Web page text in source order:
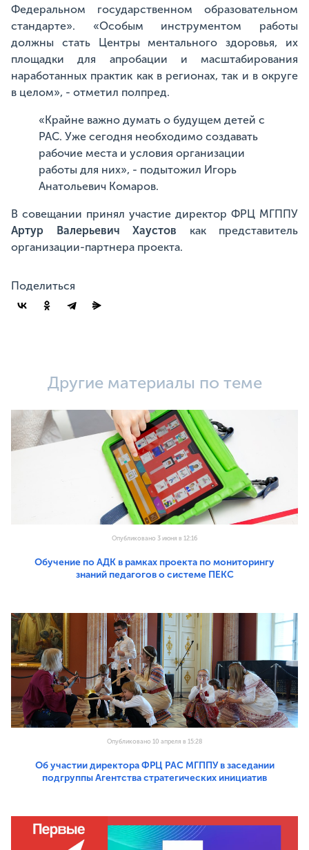
Федеральном государственном образовательном
стандарте». «Особым инструментом работы
должны стать Центры ментального здоровья, их
площадки для апробации и масштабирования
наработанных практик как в регионах, так и в округе
в целом», - отметил полпред.
«Крайне важно думать о будущем детей с
РАС. Уже сегодня необходимо создавать
рабочие места и условия организации
работы для них», - подытожил Игорь
Анатольевич Комаров.
В совещании принял участие директор ФРЦ МГППУ
Артур Валерьевич Хаустов как представитель
организации-партнера проекта.
Поделиться
Другие материалы по теме
Опубликовано 3 июня в 12:16
Обучение по АДК в рамках проекта по мониторингу
знаний педагогов о системе ПЕКС
Опубликовано 10 апреля в 15:28
Об участии директора ФРЦ РАС МГППУ в заседании
подгруппы Агентства стратегических инициатив